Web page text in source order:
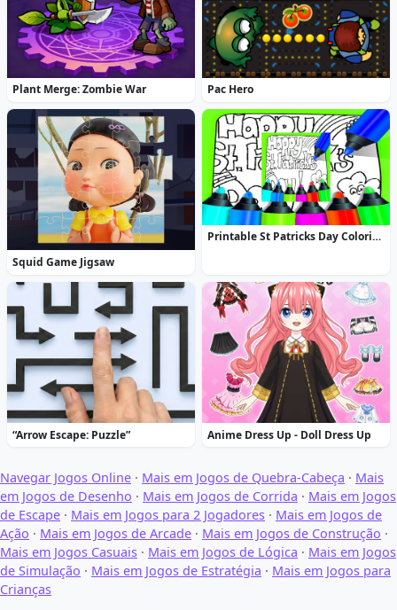
Plant Merge: Zombie War Pac Hero
Squid Game Jigsaw
Printable St Patricks Day Coloring Pages
“Arrow Escape: Puzzle” Anime Dress Up - Doll Dress Up
Navegar Jogos Online · Mais em Jogos de Quebra-Cabeça · Mais
em Jogos de Desenho · Mais em Jogos de Corrida · Mais em Jogos
de Escape · Mais em Jogos para 2 Jogadores · Mais em Jogos de
Ação · Mais em Jogos de Arcade · Mais em Jogos de Construção ·
Mais em Jogos Casuais · Mais em Jogos de Lógica · Mais em Jogos
de Simulação · Mais em Jogos de Estratégia · Mais em Jogos para
Crianças